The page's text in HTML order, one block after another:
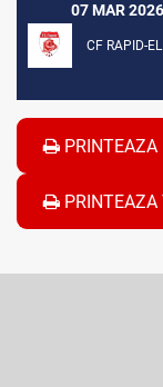
07 MAR
CF RAPID-
PRINTEAZA
PRINTEAZA